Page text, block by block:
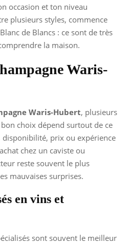
occasion et ton niveau
plusieurs styles, commence
de Blancs : ce sont de très
la maison.
Waris-
Waris-Hubert, plusieurs
choix dépend surtout de ce
disponibilité, prix ou expérience
chez un caviste ou
reste souvent le plus
mauvaises surprises.
en vins et
sont souvent le meilleur